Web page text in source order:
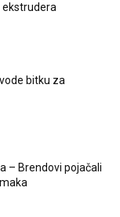
ekstrudera
bitku za
– Brendovi pojačali